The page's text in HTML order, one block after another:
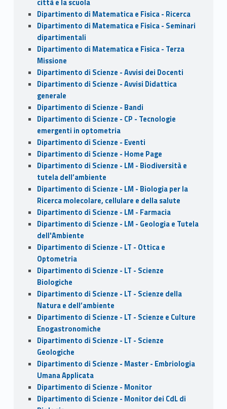
città e la scuola
Dipartimento di Matematica e Fisica - Ricerca
Dipartimento di Matematica e Fisica - Seminari
dipartimentali
Dipartimento di Matematica e Fisica - Terza
Missione
Dipartimento di Scienze - Avvisi dei Docenti
Dipartimento di Scienze - Avvisi Didattica
generale
Dipartimento di Scienze - Bandi
Dipartimento di Scienze - CP - Tecnologie
emergenti in optometria
Dipartimento di Scienze - Eventi
Dipartimento di Scienze - Home Page
Dipartimento di Scienze - LM - Biodiversità e
tutela dell’ambiente
Dipartimento di Scienze - LM - Biologia per la
Ricerca molecolare, cellulare e della salute
Dipartimento di Scienze - LM - Farmacia
Dipartimento di Scienze - LM - Geologia e Tutela
dell'Ambiente
Dipartimento di Scienze - LT - Ottica e
Optometria
Dipartimento di Scienze - LT - Scienze
Biologiche
Dipartimento di Scienze - LT - Scienze della
Natura e dell’ambiente
Dipartimento di Scienze - LT - Scienze e Culture
Enogastronomiche
Dipartimento di Scienze - LT - Scienze
Geologiche
Dipartimento di Scienze - Master - Embriologia
Umana Applicata
Dipartimento di Scienze - Monitor
Dipartimento di Scienze - Monitor dei CdL di